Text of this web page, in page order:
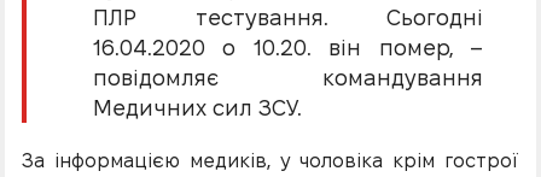
ПЛР тестування. Сьогодні
16.04.2020 о 10.20. він помер, –
повідомляє командування
Медичних сил ЗСУ.
За інформацією медиків, у чоловіка крім гострої